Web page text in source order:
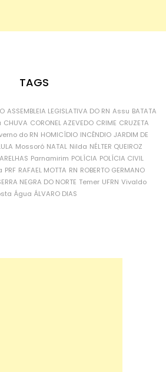
TAGS
ASSEMBLEIA LEGISLATIVA DO RN Assu BATATA
CHUVA CORONEL AZEVEDO CRIME CRUZETA
do RN HOMICÍDIO INCÊNDIO JARDIM DE
Mossoró NATAL Nilda NÉLTER QUEIROZ
Parnamirim POLÍCIA POLÍCIA CIVIL
PRF RAFAEL MOTTA RN ROBERTO GERMANO
NEGRA DO NORTE Temer UFRN Vivaldo
Água ÁLVARO DIAS